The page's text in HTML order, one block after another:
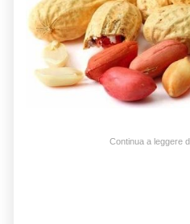
Continua a leggere